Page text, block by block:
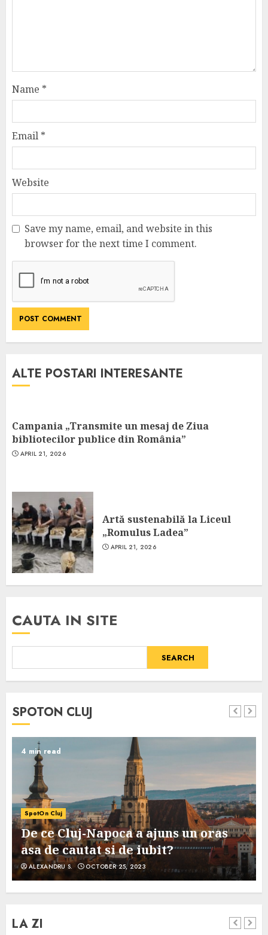
Name *
Email *
Website
Save my name, email, and website in this
browser for the next time I comment.
ALTE POSTARI INTERESANTE
Campania „Transmite un mesaj de Ziua
bibliotecilor publice din România”
APRIL 21, 2026
Artă sustenabilă la Liceul
„Romulus Ladea”
APRIL 21, 2026
CAUTA IN SITE
SEARCH
SPOTON CLUJ
4 min read
SpotOn Cluj
De ce Cluj-Napoca a ajuns un oras
asa de cautat si de iubit?
ALEXANDRU S. OCTOBER 25, 2023
LA ZI